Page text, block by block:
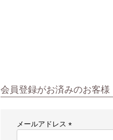
会員登録がお済みのお客様
メールアドレス